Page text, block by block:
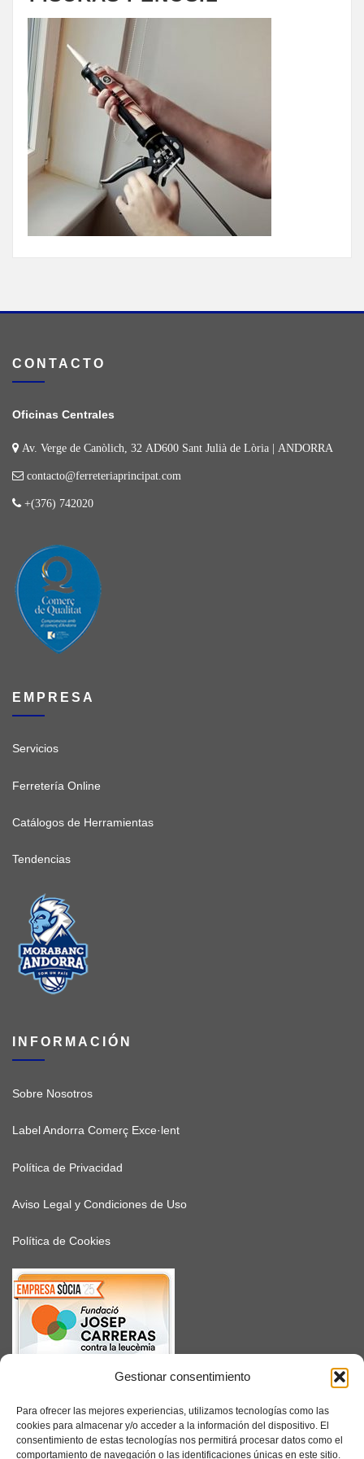
Gestionar consentimiento
Para ofrecer las mejores experiencias, utilizamos tecnologías como las
cookies para almacenar y/o acceder a la información del dispositivo. El
consentimiento de estas tecnologías nos permitirá procesar datos como el
comportamiento de navegación o las identificaciones únicas en este sitio.
CONTACTO
Oficinas Centrales
Av. Verge de Canòlich, 32 AD600 Sant Julià de Lòria | ANDORRA
contacto@ferreteriaprincipat.com
+(376) 742020
EMPRESA
Servicios
Ferretería Online
Catálogos de Herramientas
Tendencias
INFORMACIÓN
Sobre Nosotros
Label Andorra Comerç Exce·lent
Política de Privacidad
Aviso Legal y Condiciones de Uso
Política de Cookies
SUSCRÍBETE